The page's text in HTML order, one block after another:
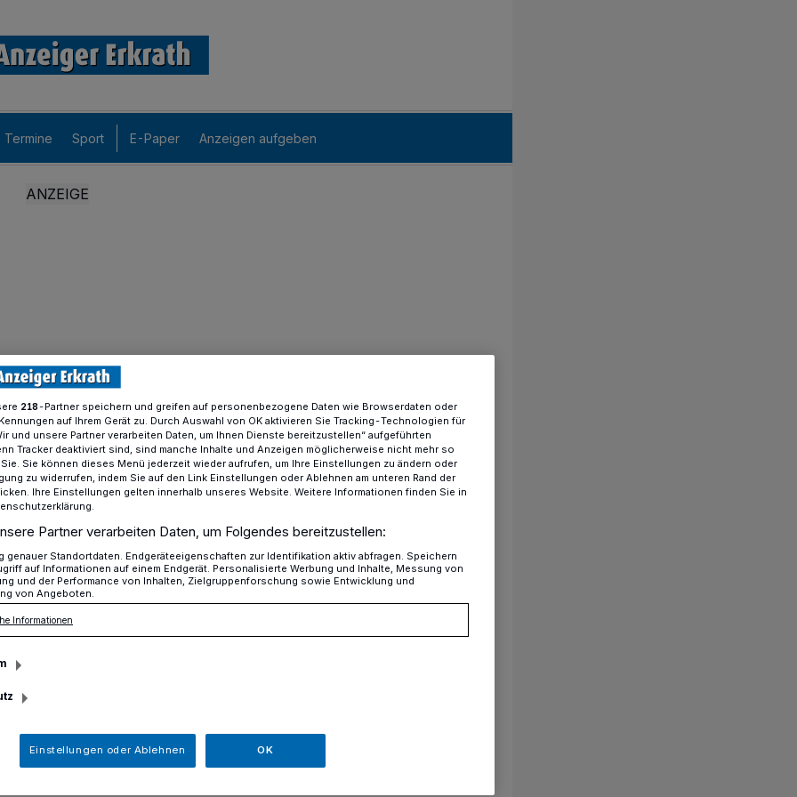
Termine Sport E-Paper Anzeigen aufgeben
im Bus
im Bus
2023) hat ein bislang noch
Mettmann in der Buslinie 746 eine
belästigt.
218-Partner speichern und greifen auf personenbezogene Daten wie Browserdaten oder
auf Ihrem Gerät zu. Durch Auswahl von OK aktivieren Sie Tracking-Technologien für
und unsere Partner verarbeiten Daten, um Ihnen Dienste bereitzustellen“ aufgeführten
Tracker deaktiviert sind, sind manche Inhalte und Anzeigen möglicherweise nicht mehr so
Sie können dieses Menü jederzeit wieder aufrufen, um Ihre Einstellungen zu ändern oder
zu widerrufen, indem Sie auf den Link Einstellungen oder Ablehnen am unteren Rand der
Ihre Einstellungen gelten innerhalb unseres Website. Weitere Informationen finden Sie in
Partner verarbeiten Daten, um Folgendes bereitzustellen:
genauer Standortdaten. Endgeräteeigenschaften zur Identifikation aktiv abfragen. Speichern
auf Informationen auf einem Endgerät. Personalisierte Werbung und Inhalte, Messung von
und der Performance von Inhalten, Zielgruppenforschung sowie Entwicklung und
von Angeboten.
Informationen
Einstellungen oder Ablehnen OK